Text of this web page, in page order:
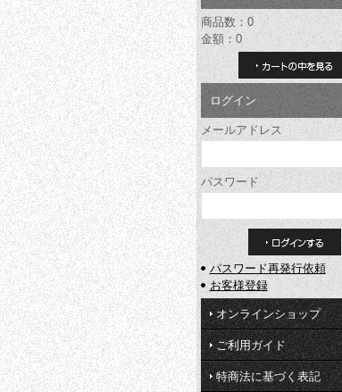
商品数：0
金額：0
カートの中を見る
ログイン
メールアドレス
パスワード
パスワード再発行依頼
お客様登録
オンラインショップ
ご利用ガイド
特商法に基づく表記